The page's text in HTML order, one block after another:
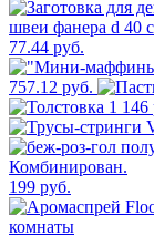
77.44 руб.
757.12 руб.
1 146
199 руб.